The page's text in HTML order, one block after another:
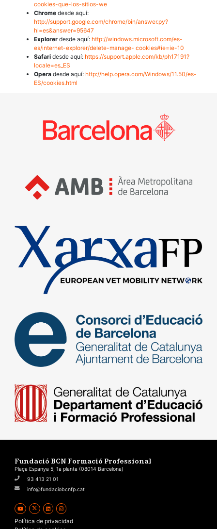
cookies-que-los-sitios-we
Chrome desde aquí:
http://support.google.com/chrome/bin/answer.py?
hl=es&answer=95647
Explorer desde aquí: http://windows.microsoft.com/es-
es/internet-explorer/delete-manage- cookies#ie=ie-10
Safari desde aquí: https://support.apple.com/kb/ph17191?
locale=es_ES
Opera desde aquí: http://help.opera.com/Windows/11.50/es-
ES/cookies.html
Fundació BCN Formació Professional
Plaça Espanya 5, 1a planta (08014 Barcelona)
93 413 21 01
info@fundaciobcnfp.cat
Política de privacidad